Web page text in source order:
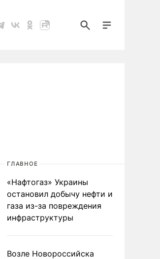
ГЛАВНОЕ
«Нафтогаз» Украины
остановил добычу нефти и
газа из-за повреждения
инфраструктуры
Возле Новороссийска